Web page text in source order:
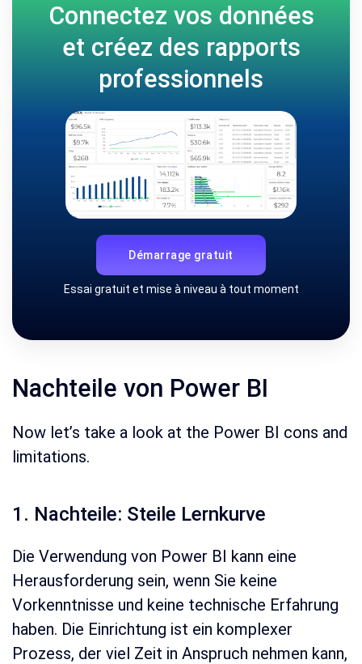
Connectez vos données
et créez des rapports
professionnels
Démarrage gratuit
Essai gratuit et mise à niveau à tout moment
Nachteile von Power BI
Now let’s take a look at the Power BI cons and
limitations.
1. Nachteile: Steile Lernkurve
Die Verwendung von Power BI kann eine
Herausforderung sein, wenn Sie keine
Vorkenntnisse und keine technische Erfahrung
haben. Die Einrichtung ist ein komplexer
Prozess, der viel Zeit in Anspruch nehmen kann,